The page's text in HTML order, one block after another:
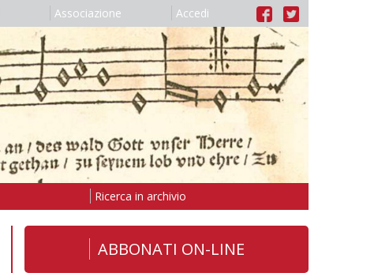
Associazione Accedi
Ricerca in archivio
ABBONATI ON-LINE